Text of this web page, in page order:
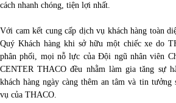
cách nhanh chóng, tiện lợi nhất.
Với cam kết cung cấp dịch vụ khách hàng toàn
Quý Khách hàng khi sở hữu một chiếc xe do
phân phối, mọi nỗ lực của Đội ngũ nhân viên
CENTER THACO đều nhằm làm gia tăng sự
khách hàng ngày càng thêm an tâm và tin tưởng
vụ của THACO.